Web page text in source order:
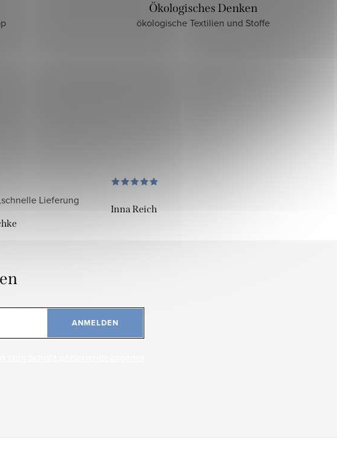
Ökologisches Denken
ökologische Textilien und Stoffe
Lieferung
Inna Reich
ANMELDEN